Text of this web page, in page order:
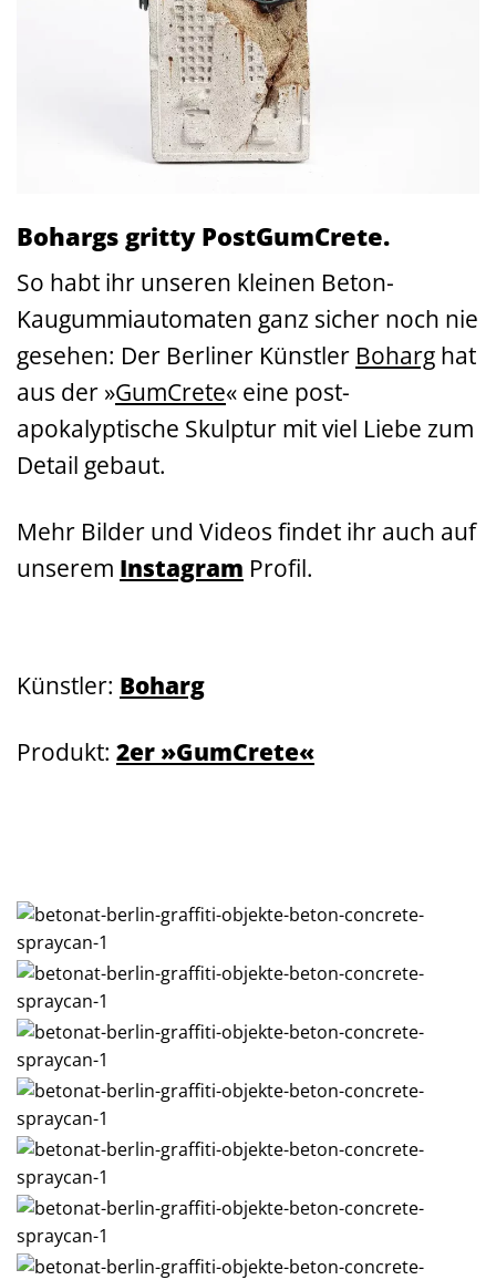
Bohargs gritty PostGumCrete.
So habt ihr unseren kleinen Beton-
Kaugummiautomaten ganz sicher noch nie
gesehen: Der Berliner Künstler Boharg hat
aus der »GumCrete« eine post-
apokalyptische Skulptur mit viel Liebe zum
Detail gebaut.
Mehr Bilder und Videos findet ihr auch auf
unserem Instagram Profil.
Künstler: Boharg
Produkt: 2er »GumCrete«